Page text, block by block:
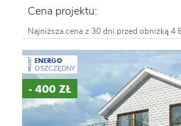
Cena projektu:
Najniższa cena z 30 dni przed obniżką 4
PROJEKT ENERGO
OSZCZĘDNY
- 400 ZŁ